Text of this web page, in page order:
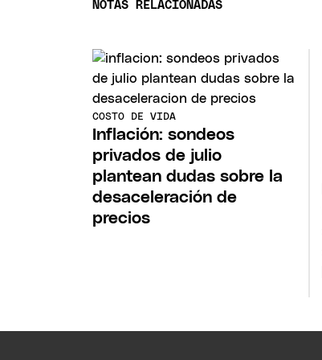
NOTAS RELACIONADAS
COSTO DE VIDA
Inflación: sondeos
privados de julio
plantean dudas sobre la
desaceleración de
precios